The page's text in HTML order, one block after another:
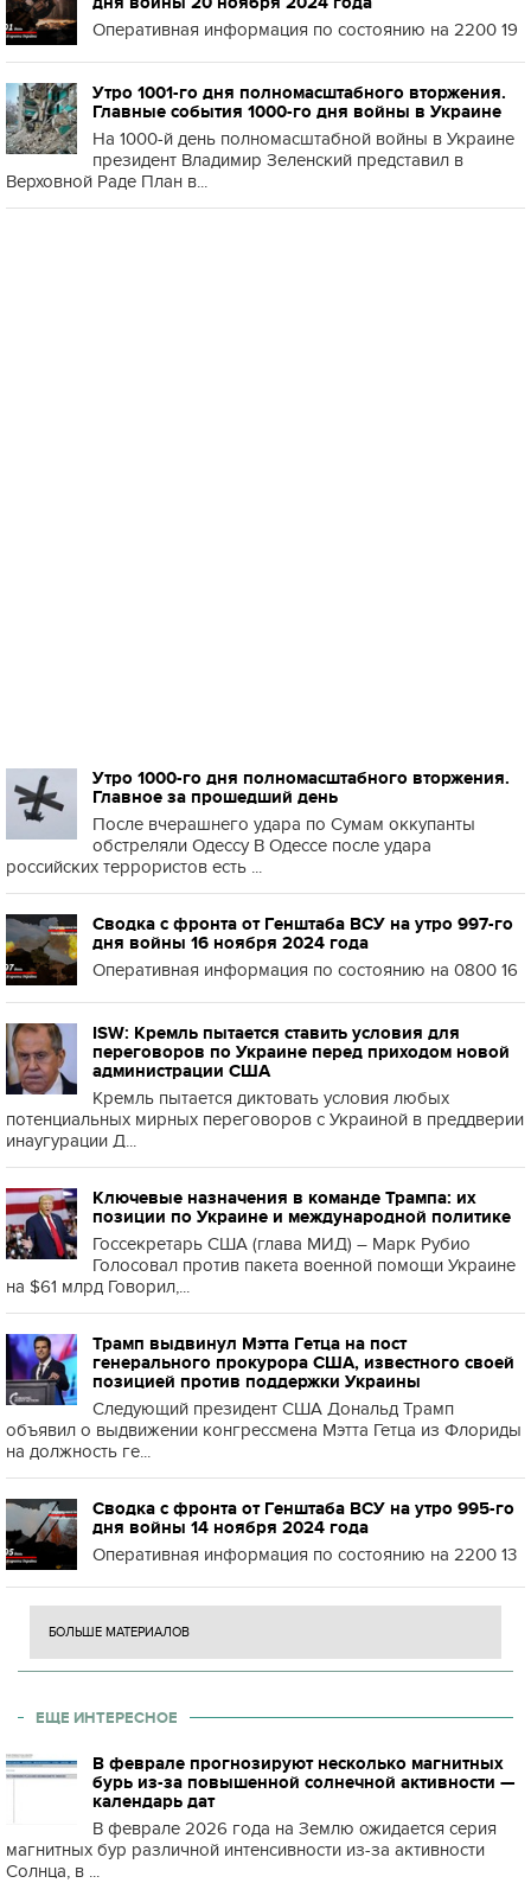
Оперативная информация по состоянию на 2200 19
Утро 1001-го дня полномасштабного вторжения.
Главные события 1000-го дня войны в Украине
На 1000-й день полномасштабной войны в Украине
президент Владимир Зеленский представил в
Верховной Раде План в...
Утро 1000-го дня полномасштабного вторжения.
Главное за прошедший день
После вчерашнего удара по Сумам оккупанты
обстреляли Одессу В Одессе после удара
российских террористов есть ...
Сводка с фронта от Генштаба ВСУ на утро 997-го
дня войны 16 ноября 2024 года
Оперативная информация по состоянию на 0800 16
ISW: Кремль пытается ставить условия для
переговоров по Украине перед приходом новой
администрации США
Кремль пытается диктовать условия любых
потенциальных мирных переговоров с Украиной в преддверии
инаугурации Д...
Ключевые назначения в команде Трампа: их
позиции по Украине и международной политике
Госсекретарь США (глава МИД) – Марк Рубио
Голосовал против пакета военной помощи Украине
на $61 млрд Говорил,...
Трамп выдвинул Мэтта Гетца на пост
генерального прокурора США, известного своей
позицией против поддержки Украины
Следующий президент США Дональд Трамп
объявил о выдвижении конгрессмена Мэтта Гетца из Флориды
на должность ге...
Сводка с фронта от Генштаба ВСУ на утро 995-го
дня войны 14 ноября 2024 года
Оперативная информация по состоянию на 2200 13
БОЛЬШЕ МАТЕРИАЛОВ
ЕЩЕ ИНТЕРЕСНОЕ
В феврале прогнозируют несколько магнитных
бурь из-за повышенной солнечной активности —
календарь дат
В феврале 2026 года на Землю ожидается серия
магнитных бур различной интенсивности из-за активности
Солнца, в ...